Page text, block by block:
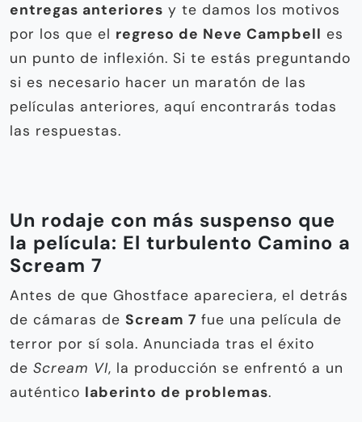
entregas anteriores y te damos los motivos
por los que el regreso de Neve Campbell es
un punto de inflexión. Si te estás preguntando
si es necesario hacer un maratón de las
películas anteriores, aquí encontrarás todas
las respuestas.
Un rodaje con más suspenso que
la película: El turbulento Camino a
Scream 7
Antes de que Ghostface apareciera, el detrás
de cámaras de Scream 7 fue una película de
terror por sí sola. Anunciada tras el éxito
de Scream VI, la producción se enfrentó a un
auténtico laberinto de problemas.